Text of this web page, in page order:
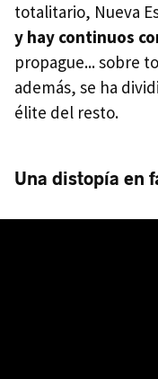
totalitario, Nueva
y hay continuos
propague... sobre
además, se ha
élite del resto.
Una distopía en